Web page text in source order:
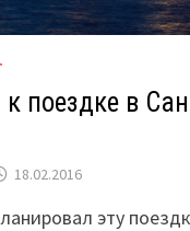
к поездке в
18.02.2016
эту